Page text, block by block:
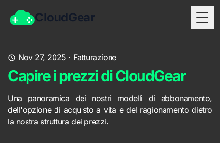
CloudGear
Nov 27, 2025 · Fatturazione
Capire i prezzi di CloudGear
Una panoramica dei nostri modelli di abbonamento,
dell'opzione di acquisto a vita e del ragionamento dietro
la nostra struttura dei prezzi.